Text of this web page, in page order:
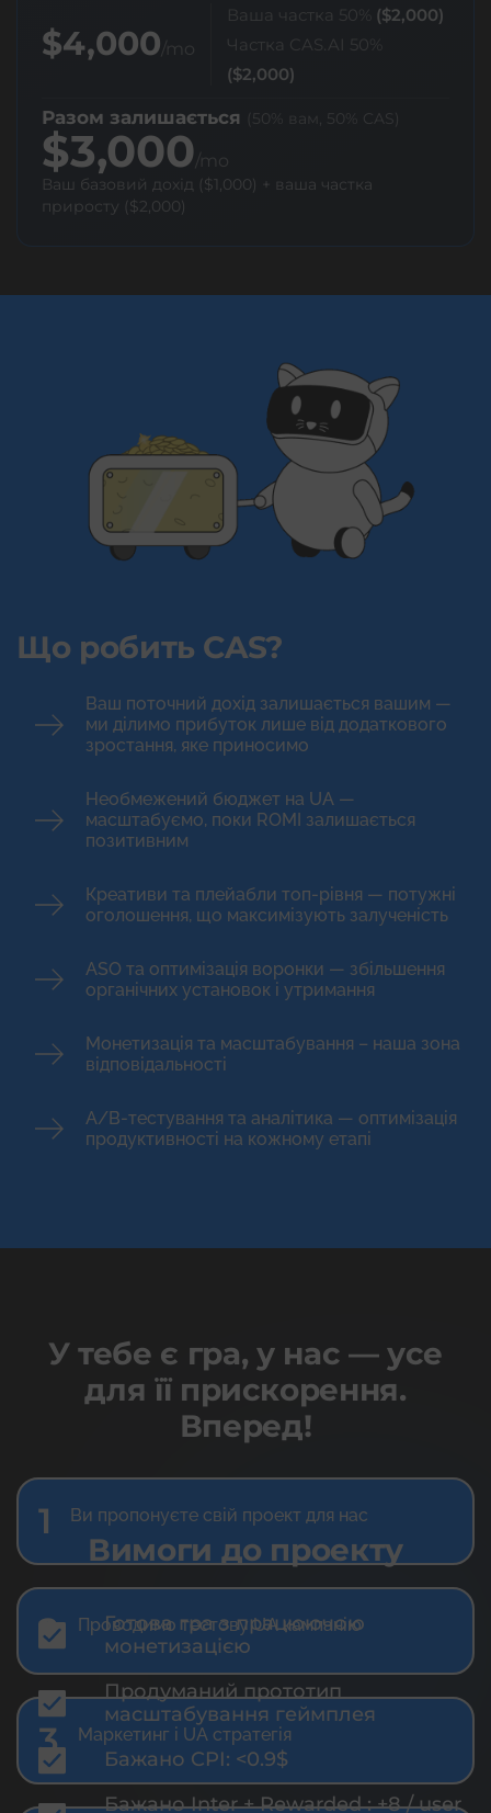
$4,000/mo
Ваша частка 50% ($2,000)
Частка CAS.AI 50%
($2,000)
Разом залишається (50% вам, 50% CAS)
$3,000/mo
Ваш базовий дохід ($1,000) + ваша частка
приросту ($2,000)
Що робить CAS?
Ваш поточний дохід залишається вашим —
ми ділимо прибуток лише від додаткового
зростання, яке приносимо
Необмежений бюджет на UA —
масштабуємо, поки ROMI залишається
позитивним
Креативи та плейабли топ-рівня — потужні
оголошення, що максимізують залученість
ASO та оптимізація воронки — збільшення
органічних установок і утримання
Монетизація та масштабування – наша зона
відповідальності
A/B-тестування та аналітика — оптимізація
продуктивності на кожному етапі
У тебе є гра, у нас — усе
для її прискорення.
Вперед!
1 Ви пропонуєте свій проект для нас
2 Проводимо тестову UA кампанію
3 Маркетинг і UA стратегія
Вимоги до проекту
Готова гра з працюючою
монетизацією
Продуманий прототип
масштабування геймплея
Бажано CPI: <0.9$
Бажано Inter + Rewarded : +8 / user